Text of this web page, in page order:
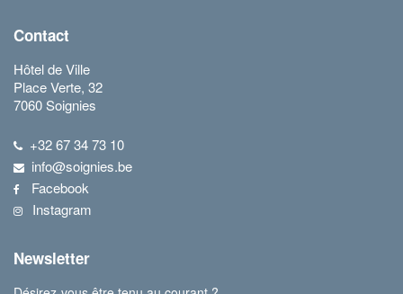
Contact
Hôtel de Ville
Place Verte, 32
7060 Soignies
+32 67 34 73 10
info@soignies.be
Facebook
Instagram
Newsletter